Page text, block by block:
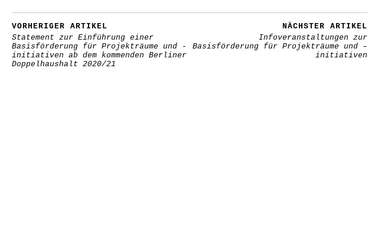
VORHERIGER ARTIKEL
Statement zur Einführung einer
Basisförderung für Projekträume und -
initiativen ab dem kommenden Berliner
Doppelhaushalt 2020/21
NÄCHSTER ARTIKEL
Infoveranstaltungen zur
Basisförderung für Projekträume und –
initiativen